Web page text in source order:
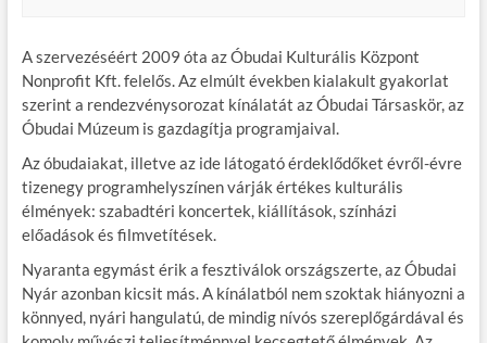
A szervezéséért 2009 óta az Óbudai Kulturális Központ
Nonprofit Kft. felelős. Az elmúlt években kialakult gyakorlat
szerint a rendezvénysorozat kínálatát az Óbudai Társaskör, az
Óbudai Múzeum is gazdagítja programjaival.
Az óbudaiakat, illetve az ide látogató érdeklődőket évről-évre
tizenegy programhelyszínen várják értékes kulturális
élmények: szabadtéri koncertek, kiállítások, színházi
előadások és filmvetítések.
Nyaranta egymást érik a fesztiválok országszerte, az Óbudai
Nyár azonban kicsit más. A kínálatból nem szoktak hiányozni a
könnyed, nyári hangulatú, de mindig nívós szereplőgárdával és